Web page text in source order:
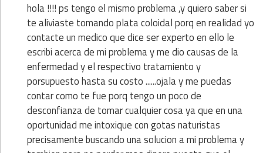
hola !!!! ps tengo el mismo problema ,y quiero saber si
te aliviaste tomando plata coloidal porq en realidad yo
contacte un medico que dice ser experto en ello le
escribi acerca de mi problema y me dio causas de la
enfermedad y el respectivo tratamiento y
porsupuesto hasta su costo ......ojala y me puedas
contar como te fue porq tengo un poco de
desconfianza de tomar cualquier cosa ya que en una
oportunidad me intoxique con gotas naturistas
precisamente buscando una solucion a mi problema y